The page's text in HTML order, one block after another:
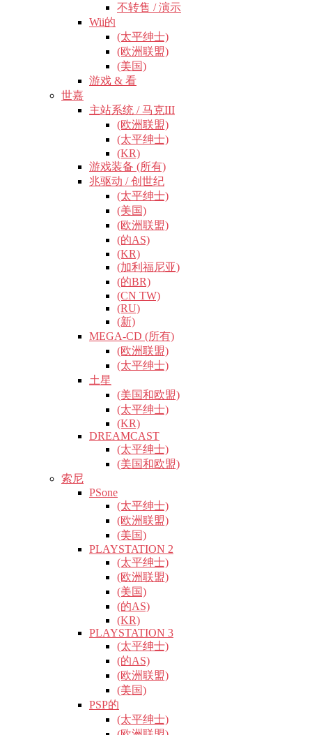
不转售 / 演示
Wii的
(太平绅士)
(欧洲联盟)
(美国)
游戏 & 看
世嘉
主站系统 / 马克III
(欧洲联盟)
(太平绅士)
(KR)
游戏装备 (所有)
兆驱动 / 创世纪
(太平绅士)
(美国)
(欧洲联盟)
(的AS)
(KR)
(加利福尼亚)
(的BR)
(CN TW)
(RU)
(新)
MEGA-CD (所有)
(欧洲联盟)
(太平绅士)
土星
(美国和欧盟)
(太平绅士)
(KR)
DREAMCAST
(太平绅士)
(美国和欧盟)
索尼
PSone
(太平绅士)
(欧洲联盟)
(美国)
PLAYSTATION 2
(太平绅士)
(欧洲联盟)
(美国)
(的AS)
(KR)
PLAYSTATION 3
(太平绅士)
(的AS)
(欧洲联盟)
(美国)
PSP的
(太平绅士)